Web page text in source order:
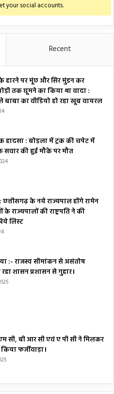
your social accounts.
Recent
पर मूंछ और सिर मुंडन कर
तक घूमने का किया था वादा :
बाबा का वीडियो हो रहा खूब वायरल
हादसा : बोड़ला में ट्रक की चपेट में
की हुई मौके पर मौत
छत्तीसगढ़ के नये राज्यपाल होंगे रामेन
के राज्यपालों की राष्ट्रपति ने की
लिस्ट
:- राजस्व सीमांकन से असंतोष
शासन प्रशासन से गुहार।
सी, बी आर सी एवं ए पी सी ने मिलकर
फर्जीवाड़ा।